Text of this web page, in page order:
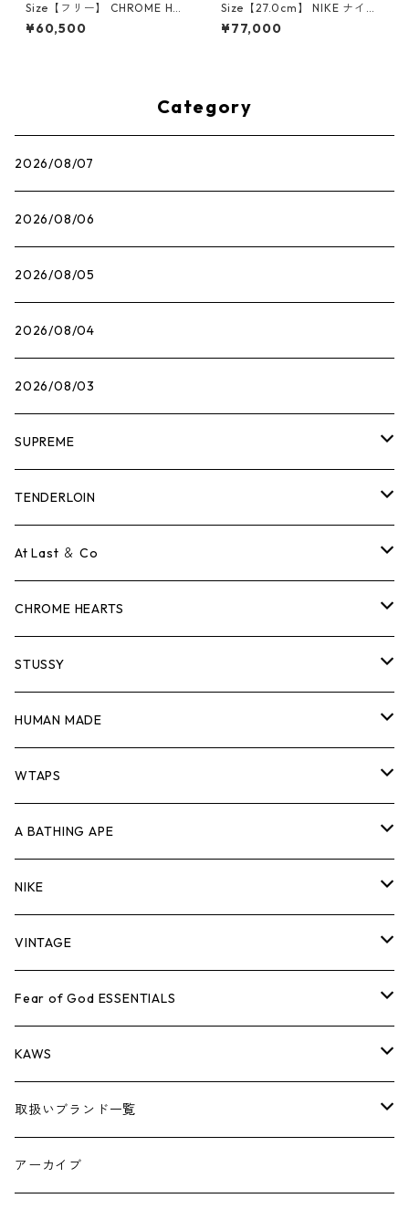
Size【フリー】 CHROME HEA
RTS クロム・ハーツ CH Cross
SINGLE Hoop Earring WHITE
¥60,500
Size【27.0cm】 NIKE ナイキ
×Travis Scott AIR JORDAN 1
LOW OG SP Muslin/Shy Pink
¥77,000
Category
2026/08/07
2026/08/06
2026/08/05
2026/08/04
2026/08/03
SUPREME
Tシャツ
ロンTEE
スウェット/ニット
シャツ
ジャケット
パンツ
キャップ・ハット
バッグ
シューズ
小物
コラボレーション
×THE NORTH FACE
×COMME des GARCONS
シーズンアイテム
26SS
BOX LOGOアイテム
TENDERLOIN
Tシャツ
ロンTEE
スウェット/ニット
シャツ
ジャケット
パンツ
キャップ・ハット
バッグ
シューズ
小物
At Last ＆ Co
Tシャツ
ロンTEE
スウェット/ニット
シャツ
ジャケット
パンツ
キャップ・ハット
バッグ
シューズ
小物
CHROME HEARTS
Tシャツ
ロンTEE
スウェット/ニット
シャツ
ジャケット
パンツ
キャップ・ハット
バッグ
シューズ
小物
STUSSY
Tシャツ
ロンTEE
スウェット/ニット
シャツ
ジャケット
パンツ
キャップ・ハット
バッグ
シューズ
HUMAN MADE
Tシャツ
ロンT
スウェット/ニット
シャツ
ジャケット
パンツ
キャップ
バッグ
WTAPS
Tシャツ
ロンTEE
スウェット/ニット
シャツ
ジャケット
パンツ
キャップ・ハット
A BATHING APE
Tシャツ
ロンTEE
スウェット/ニット
シャツ
ジャケット
パンツ
NIKE
シューズ
AIR JORDAN 1
AIR JORDAN 3
アパレル・小物
VINTAGE
Tシャツ
ロンTEE
スウェット/ニット
ジャケット
Fear of God ESSENTIALS
Tシャツ
ロンTEE
スウェット/ニット
KAWS
アパレル
小物
取扱いブランド一覧
A
アーカイブ